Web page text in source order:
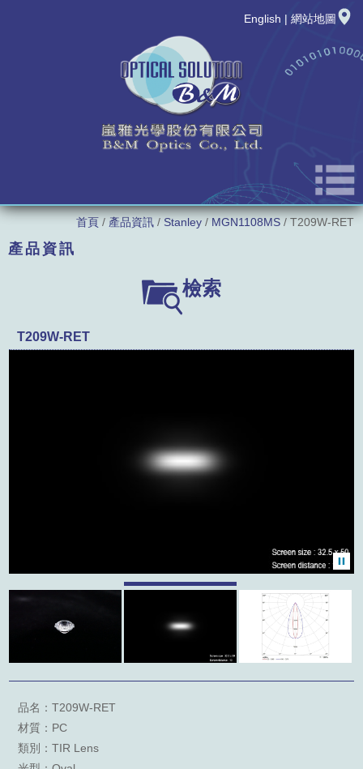
English | 網站地圖
公司簡介
新品發表
產品資訊
型錄下載
首頁/ 產品資訊/ Stanley/ MGN1108MS/ T209W-RET
產品資訊
檢索
T209W-RET
品名：T209W-RET
材質：PC
類別：TIR Lens